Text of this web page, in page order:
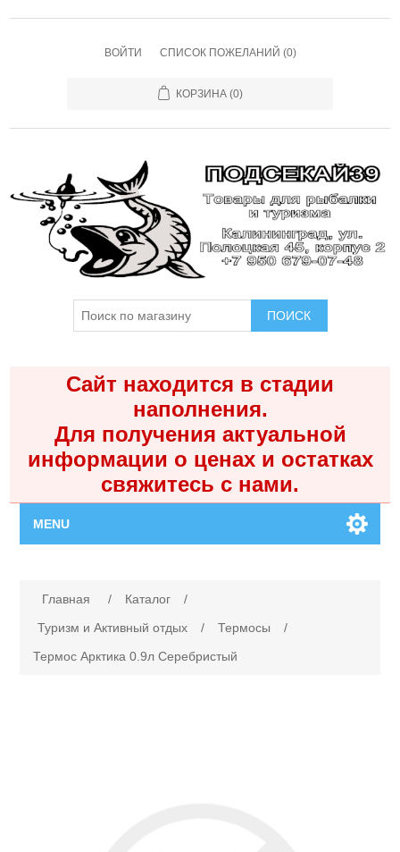
ВОЙТИ СПИСОК ПОЖЕЛАНИЙ (0)
КОРЗИНА (0)
ПОИСК
Сайт находится в стадии
наполнения.
Для получения актуальной
информации о ценах и остатках
свяжитесь с нами.
MENU
Каталог
Главная / Каталог
/
Туризм и Активный отдых
/ Термосы
/
Термос Арктика 0.9л Серебристый